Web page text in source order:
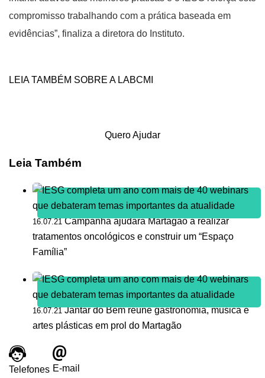
compromisso trabalhando com a prática baseada em
evidências”, finaliza a diretora do Instituto.
LEIA TAMBÉM SOBRE A LABCMI
Quero Ajudar
Leia Também
16.07.21 Campanha ajudará Martagão a realizar
tratamentos oncológicos e construir um “Espaço
Família”
16.07.21 Jantar do Bem reúne gastronomia, música e
artes plásticas em prol do Martagão
Telefones E-mail